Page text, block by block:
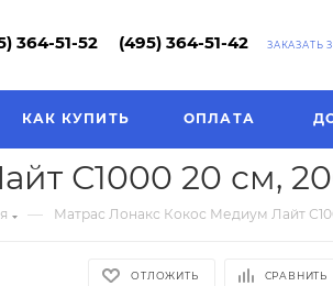
364-51-52 (495) 364-51-42 ЗАКАЗАТЬ
КАК КУПИТЬ ОПЛАТА
С1000 20 см,
— Матрас Лонакс Кокос Медиум Лайт
ОТЛОЖИТЬ СРАВНИТЬ